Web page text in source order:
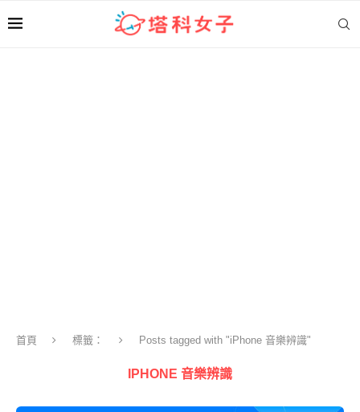
首頁 標籤： Posts tagged with "iPhone 音樂辨識"
IPHONE 音樂辨識